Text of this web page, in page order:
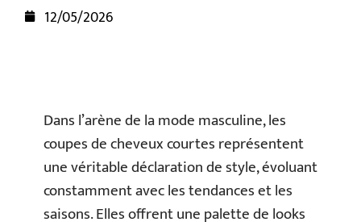
12/05/2026
Dans l’arène de la mode masculine, les
coupes de cheveux courtes représentent
une véritable déclaration de style, évoluant
constamment avec les tendances et les
saisons. Elles offrent une palette de looks